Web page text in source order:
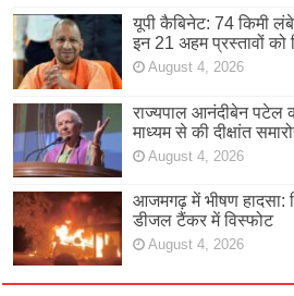
यूपी कैबिनेट: 74 किमी
इन 21 अहम प्रस्तावों को
August 4, 2026
राज्यपाल आनंदीबेन पटेल
माध्यम से की दीक्षांत
August 4, 2026
आजमगढ़ में भीषण हादसा:
डीजल टैंकर में विस्फोट
August 4, 2026